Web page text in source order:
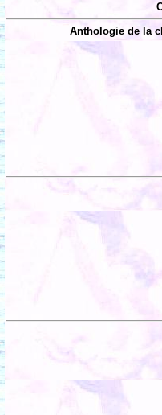
Anthologie de la